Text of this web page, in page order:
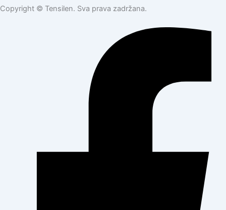
Copyright © Tensilen. Sva prava zadržana.